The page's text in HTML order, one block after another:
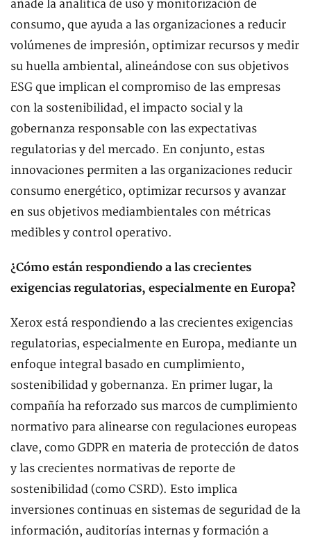
añade la analítica de uso y monitorización de
consumo, que ayuda a las organizaciones a reducir
volúmenes de impresión, optimizar recursos y medir
su huella ambiental, alineándose con sus objetivos
ESG que implican el compromiso de las empresas
con la sostenibilidad, el impacto social y la
gobernanza responsable con las expectativas
regulatorias y del mercado. En conjunto, estas
innovaciones permiten a las organizaciones reducir
consumo energético, optimizar recursos y avanzar
en sus objetivos mediambientales con métricas
medibles y control operativo.
¿Cómo están respondiendo a las crecientes
exigencias regulatorias, especialmente en Europa?
Xerox está respondiendo a las crecientes exigencias
regulatorias, especialmente en Europa, mediante un
enfoque integral basado en cumplimiento,
sostenibilidad y gobernanza. En primer lugar, la
compañía ha reforzado sus marcos de cumplimiento
normativo para alinearse con regulaciones europeas
clave, como GDPR en materia de protección de datos
y las crecientes normativas de reporte de
sostenibilidad (como CSRD). Esto implica
inversiones continuas en sistemas de seguridad de la
información, auditorías internas y formación a